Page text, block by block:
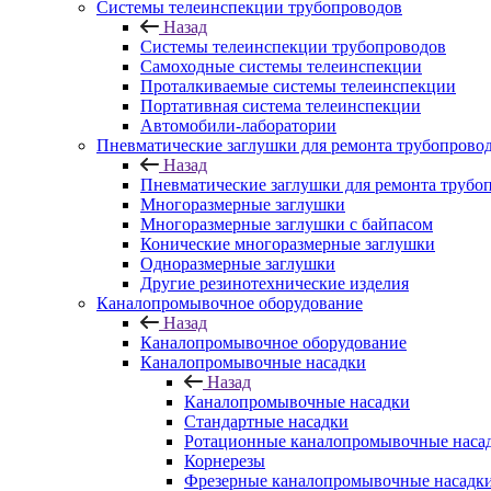
Системы телеинспекции трубопроводов
Назад
Системы телеинспекции трубопроводов
Самоходные системы телеинспекции
Проталкиваемые системы телеинспекции
Портативная система телеинспекции
Автомобили-лаборатории
Пневматические заглушки для ремонта
Назад
Пневматические заглушки для ремонта
Многоразмерные заглушки
Многоразмерные заглушки с байпасом
Конические многоразмерные заглушки
Одноразмерные заглушки
Другие резинотехнические изделия
Каналопромывочное оборудование
Назад
Каналопромывочное оборудование
Каналопромывочные насадки
Назад
Каналопромывочные насадки
Стандартные насадки
Ротационные каналопромывочные
Корнерезы
Фрезерные каналопромывочные